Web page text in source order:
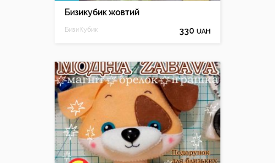
Бизикубик жовтий
БизиКубик 330 UAH